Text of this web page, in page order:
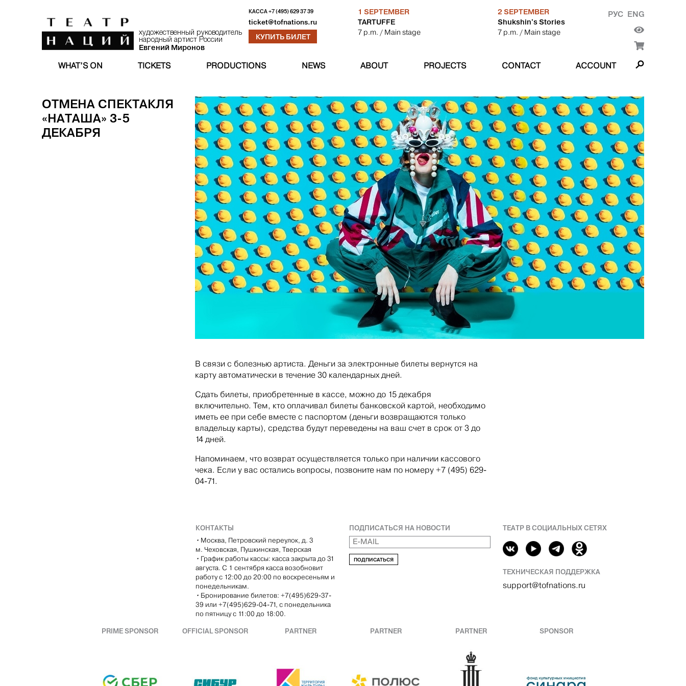
художественный руководитель
народный артист России
Евгений Миронов
КАССА+7 (495) 629 37 39
ticket@tofnations.ru
КУПИТЬ БИЛЕТ
1 SEPTEMBER
TARTUFFE
7 p.m. / Main stage
2 SEPTEMBER
Shukshin's Stories
7 p.m. / Main stage
РУС ENG
WHAT’S ON TICKETS PRODUCTIONS NEWS ABOUT PROJECTS CONTACT ACCOUNT
ОТМЕНА СПЕКТАКЛЯ
«НАТАША» 3-5
ДЕКАБРЯ
В связи с болезнью артиста. Деньги за электронные билеты вернутся на
карту автоматически в течение 30 календарных дней.
Сдать билеты, приобретенные в кассе, можно до 15 декабря
включительно. Тем, кто оплачивал билеты банковской картой, необходимо
иметь ее при себе вместе с паспортом (деньги возвращаются только
владельцу карты), средства будут переведены на ваш счет в срок от 3 до
14 дней.
Напоминаем, что возврат осуществляется только при наличии кассового
чека. Если у вас остались вопросы, позвоните нам по номеру +7 (495) 629-
04-71.
КОНТАКТЫ
• Москва, Петровский переулок, д. 3
м. Чеховская, Пушкинская, Тверская
• График работы кассы: касса закрыта до 31
августа. С 1 сентября касса возобновит
работу с 12:00 до 20:00 по воскресеньям и
понедельникам.
• Бронирование билетов: +7(495)629-37-
39 или +7(495)629-04-71, с понедельника
по пятницу с 11:00 до 18:00.
ПОДПИСАТЬСЯ НА НОВОСТИ
ПОДПИСАТЬСЯ
ТЕАТР В СОЦИАЛЬНЫХ СЕТЯХ
ТЕХНИЧЕСКАЯ ПОДДЕРЖКА
support@tofnations.ru
PRIME SPONSOR OFFICIAL SPONSOR PARTNER PARTNER PARTNER SPONSOR